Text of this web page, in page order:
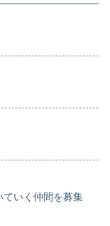
ていく仲間を募集